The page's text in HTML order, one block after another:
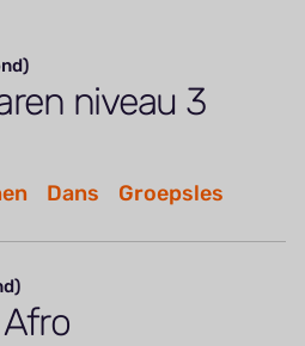
niveau 3
Dans Groepsles